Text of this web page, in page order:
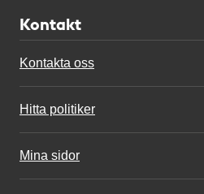
Kontakt
Kontakta oss
Hitta politiker
Mina sidor